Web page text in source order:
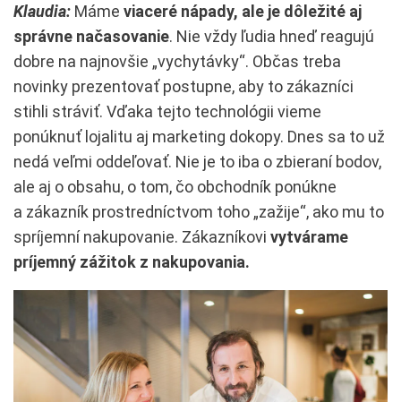
Klaudia: Máme viaceré nápady, ale je dôležité aj
správne načasovanie. Nie vždy ľudia hneď reagujú
dobre na najnovšie „vychytávky“. Občas treba
novinky prezentovať postupne, aby to zákazníci
stihli stráviť. Vďaka tejto technológii vieme
ponúknuť lojalitu aj marketing dokopy. Dnes sa to už
nedá veľmi oddeľovať. Nie je to iba o zbieraní bodov,
ale aj o obsahu, o tom, čo obchodník ponúkne
a zákazník prostredníctvom toho „zažije“, ako mu to
spríjemní nakupovanie. Zákazníkovi vytvárame
príjemný zážitok z nakupovania.